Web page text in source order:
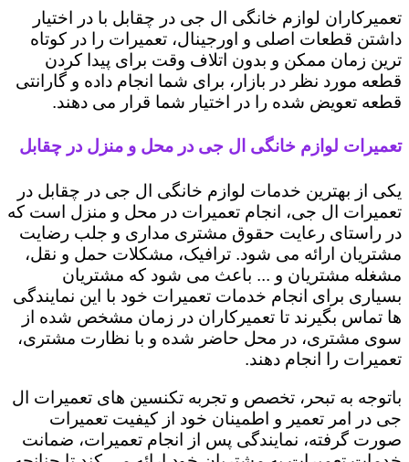
تعمیرکاران لوازم خانگی ال جی در چقابل با در اختیار
داشتن قطعات اصلی و اورجینال، تعمیرات را در کوتاه
ترین زمان ممکن و بدون اتلاف وقت برای پیدا کردن
قطعه مورد نظر در بازار، برای شما انجام داده و گارانتی
قطعه تعویض شده را در اختیار شما قرار می دهند.
تعمیرات لوازم خانگی ال جی در محل و منزل در چقابل
یکی از بهترین خدمات لوازم خانگی ال جی در چقابل در
تعمیرات ال جی، انجام تعمیرات در محل و منزل است که
در راستای رعایت حقوق مشتری مداری و جلب رضایت
مشتریان ارائه می شود. ترافیک، مشکلات حمل و نقل،
مشغله مشتریان و ... باعث می شود که مشتریان
بسیاری برای انجام خدمات تعمیرات خود با این نمایندگی
ها تماس بگیرند تا تعمیرکاران در زمان مشخص شده از
سوی مشتری، در محل حاضر شده و با نظارت مشتری،
تعمیرات را انجام دهند.
باتوجه به تبحر، تخصص و تجربه تکنسین های تعمیرات ال
جی در امر تعمیر و اطمینان خود از کیفیت تعمیرات
صورت گرفته، نمایندگی پس از انجام تعمیرات، ضمانت